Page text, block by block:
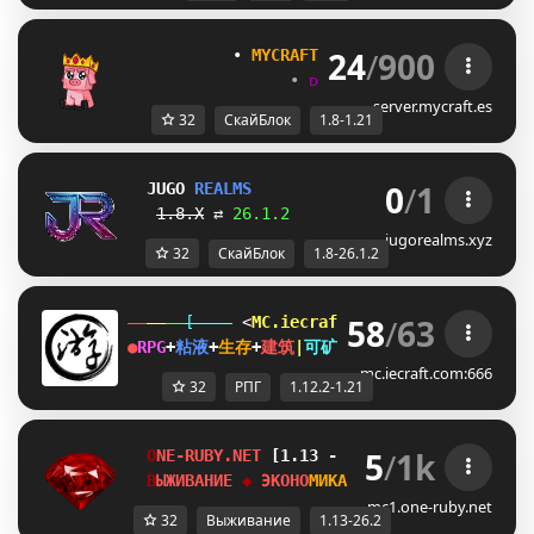
• MYCRAFT NETWORK • (1.8 -
•
ᴅᴜɴɢᴇᴏɴ • ʀᴘɢ
24/900
server.mycraft.es
32 СкайБлок 1.8-1.21
JUGO REALMS ⬛ SKYBLOCK
1.8.X ⇄ 26.1.2 New!
0/1
jugorealms.xyz
32 СкайБлок 1.8-26.1.2
[ <MC.iecraft.com ♦ 御灵游 >
●RPG+粘液+生存+建筑 可矿透|●永不停服 1.12.2-
58/63
mc.iecraft.com:666
32 РПГ 1.12.2-1.21
ONE-RUBY.NET [1.13 - 26.2] К В /
ВЫЖИВАНИЕ ◆ ЭКОНОМИКА ? / R EE ?
5/1k
mc1.one-ruby.net
32 Выживание 1.13-26.2